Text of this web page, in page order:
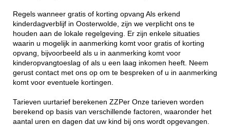
Regels wanneer gratis of korting opvang Als erkend
kinderdagverblijf in Oosterwolde, zijn we verplicht ons te
houden aan de lokale regelgeving. Er zijn enkele situaties
waarin u mogelijk in aanmerking komt voor gratis of korting
opvang, bijvoorbeeld als u in aanmerking komt voor
kinderopvangtoeslag of als u een laag inkomen heeft. Neem
gerust contact met ons op om te bespreken of u in aanmerking
komt voor eventuele kortingen.
Tarieven uurtarief berekenen ZZPer Onze tarieven worden
berekend op basis van verschillende factoren, waaronder het
aantal uren en dagen dat uw kind bij ons wordt opgevangen.